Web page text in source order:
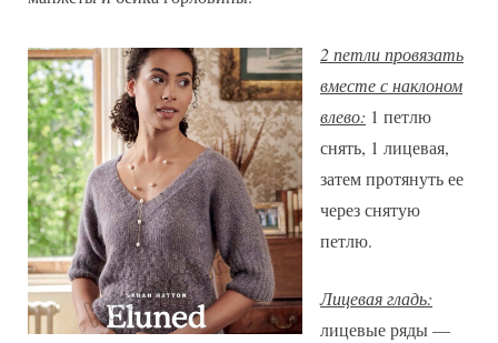
2 петли провязать
вместе с наклоном
влево: 1 петлю
снять, 1 лицевая,
затем протянуть ее
через снятую
петлю.
Лицевая гладь:
лицевые ряды —